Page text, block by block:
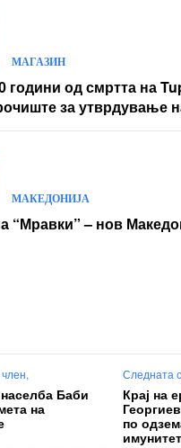
МАГАЗИН
години од смртта на
за утврдување
МАКЕДОНИЈА
“Мравки” – нов
Баби
на
Следната
Крај на
по